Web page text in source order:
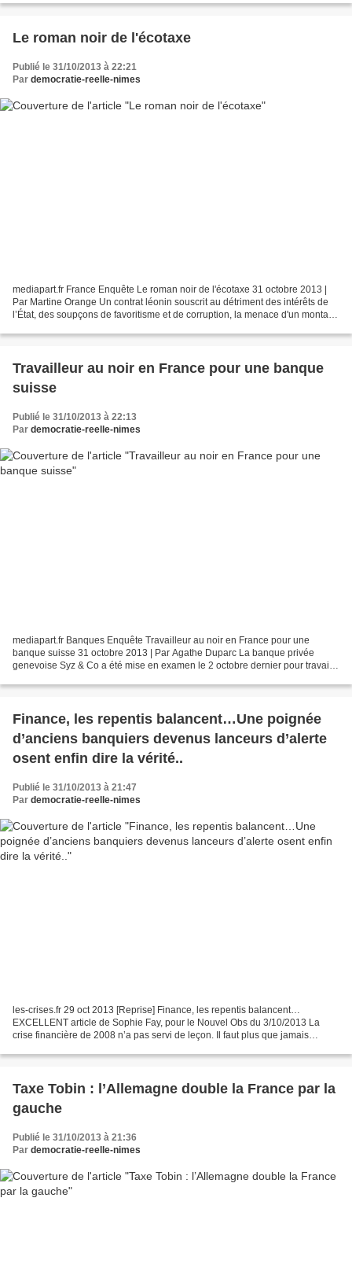
Le roman noir de l'écotaxe
Publié le 31/10/2013 à 22:21
Par democratie-reelle-nimes
mediapart.fr France Enquête Le roman noir de l'écotaxe 31 octobre 2013 |
Par Martine Orange Un contrat léonin souscrit au détriment des intérêts de
l’État, des soupçons de favoritisme et de corruption, la menace d'un montant
Travailleur au noir en France pour une banque
suisse
Publié le 31/10/2013 à 22:13
Par democratie-reelle-nimes
mediapart.fr Banques Enquête Travailleur au noir en France pour une
banque suisse 31 octobre 2013 | Par Agathe Duparc La banque privée
genevoise Syz & Co a été mise en examen le 2 octobre dernier pour travail
Finance, les repentis balancent…Une poignée
d’anciens banquiers devenus lanceurs d’alerte
osent enfin dire la vérité..
Publié le 31/10/2013 à 21:47
Par democratie-reelle-nimes
les-crises.fr 29 oct 2013 [Reprise] Finance, les repentis balancent…
EXCELLENT article de Sophie Fay, pour le Nouvel Obs du 3/10/2013 La
crise financière de 2008 n’a pas servi de leçon. Il faut plus que jamais
Taxe Tobin : l’Allemagne double la France par la
gauche
Publié le 31/10/2013 à 21:36
Par democratie-reelle-nimes